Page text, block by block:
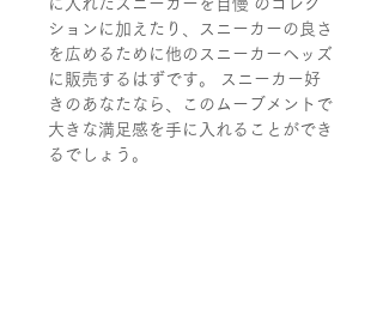
ションに加えたり、スニーカーの良さ
を広めるために他のスニーカーヘッズ
に販売するはずです。 スニーカー好
きのあなたなら、このムーブメントで
大きな満足感を手に入れることができ
るでしょう。